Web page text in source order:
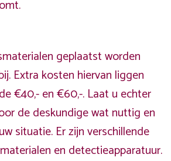
geplaatst worden
Extra kosten hiervan liggen
€40,- en €60,-. Laat u echter
de deskundige wat nuttig en
situatie. Er zijn verschillende
en detectieapparatuur.